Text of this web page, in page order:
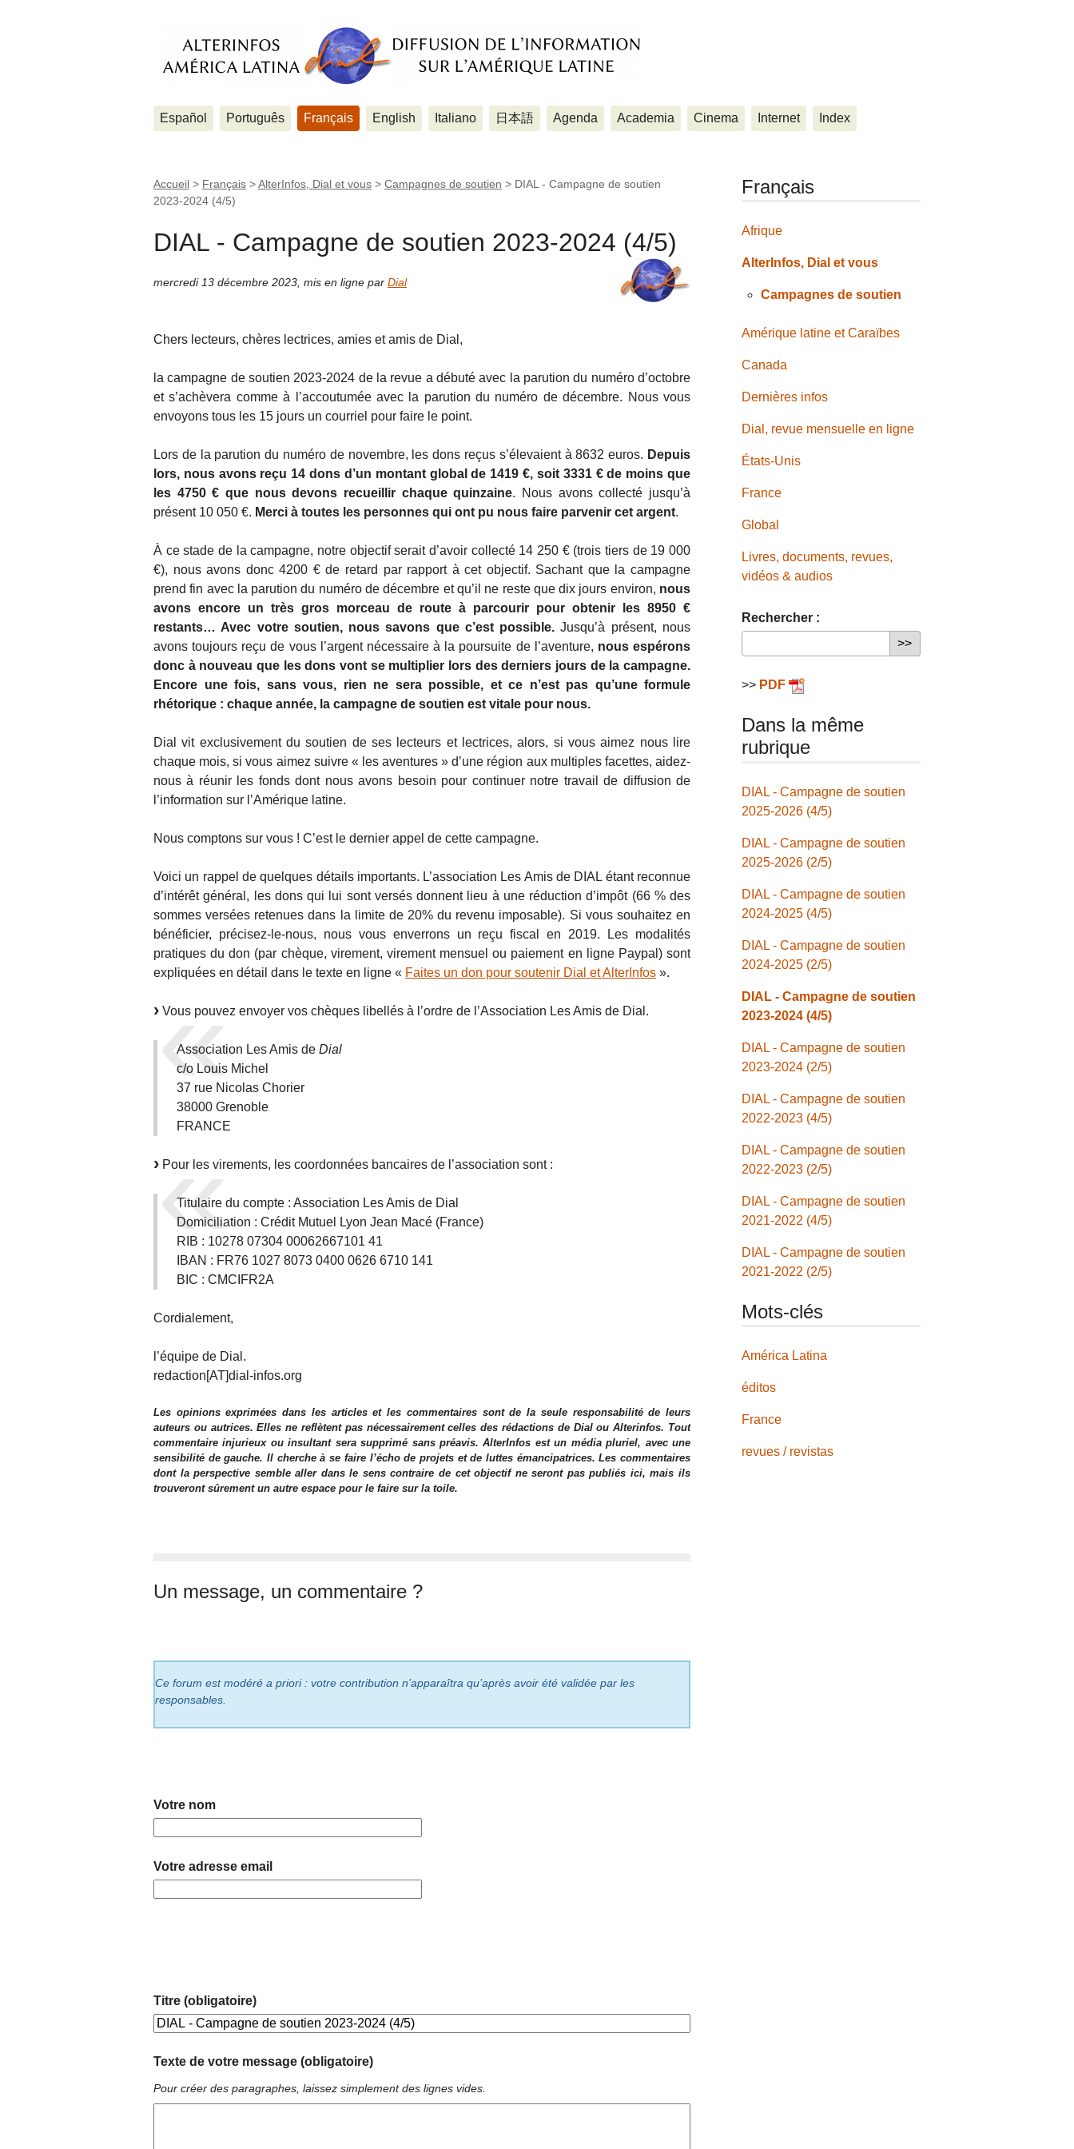
Español Português Français English Italiano 日本語 Agenda Academia Cinema Internet Index
Accueil > Français >AlterInfos, Dial et vous > Campagnes de soutien > DIAL - Campagne de soutien
2023-2024 (4/5)
DIAL - Campagne de soutien 2023-2024 (4/5)
mercredi 13 décembre 2023 mis en ligne par Dial
Chers lecteurs, chères lectrices, amies et amis de Dial,
la campagne de soutien 2023-2024 de la revue a débuté avec la parution du numéro d’octobre
et s’achèvera comme à l’accoutumée avec la parution du numéro de décembre. Nous vous
envoyons tous les 15 jours un courriel pour faire le point.
Lors de la parution du numéro de novembre, les dons reçus s’élevaient à 8632 euros. Depuis
lors, nous avons reçu 14 dons d’un montant global de 1419 €, soit 3331 € de moins que
les 4750 € que nous devons recueillir chaque quinzaine. Nous avons collecté jusqu’à
présent 10 050 €. Merci à toutes les personnes qui ont pu nous faire parvenir cet argent.
À ce stade de la campagne, notre objectif serait d’avoir collecté 14 250 € (trois tiers de 19 000
€), nous avons donc 4200 € de retard par rapport à cet objectif. Sachant que la campagne
prend fin avec la parution du numéro de décembre et qu’il ne reste que dix jours environ, nous
avons encore un très gros morceau de route à parcourir pour obtenir les 8950 €
restants… Avec votre soutien, nous savons que c’est possible. Jusqu’à présent, nous
avons toujours reçu de vous l’argent nécessaire à la poursuite de l’aventure, nous espérons
donc à nouveau que les dons vont se multiplier lors des derniers jours de la campagne.
Encore une fois, sans vous, rien ne sera possible, et ce n’est pas qu’une formule
rhétorique : chaque année, la campagne de soutien est vitale pour nous.
Dial vit exclusivement du soutien de ses lecteurs et lectrices, alors, si vous aimez nous lire
chaque mois, si vous aimez suivre « les aventures » d’une région aux multiples facettes, aidez-
nous à réunir les fonds dont nous avons besoin pour continuer notre travail de diffusion de
l’information sur l’Amérique latine.
Nous comptons sur vous ! C’est le dernier appel de cette campagne.
Voici un rappel de quelques détails importants. L’association Les Amis de DIAL étant reconnue
d’intérêt général, les dons qui lui sont versés donnent lieu à une réduction d’impôt (66 % des
sommes versées retenues dans la limite de 20% du revenu imposable). Si vous souhaitez en
bénéficier, précisez-le-nous, nous vous enverrons un reçu fiscal en 2019. Les modalités
pratiques du don (par chèque, virement, virement mensuel ou paiement en ligne Paypal) sont
expliquées en détail dans le texte en ligne « Faites un don pour soutenir Dial et AlterInfos ».
Vous pouvez envoyer vos chèques libellés à l’ordre de l’Association Les Amis de Dial.
Association Les Amis de Dial
c/o Louis Michel
37 rue Nicolas Chorier
38000 Grenoble
FRANCE
Pour les virements, les coordonnées bancaires de l’association sont :
Titulaire du compte : Association Les Amis de Dial
Domiciliation : Crédit Mutuel Lyon Jean Macé (France)
RIB : 10278 07304 00062667101 41
IBAN : FR76 1027 8073 0400 0626 6710 141
BIC : CMCIFR2A
Cordialement,
l’équipe de Dial.
redaction[AT]dial-infos.org
Les opinions exprimées dans les articles et les commentaires sont de la seule responsabilité de leurs
auteurs ou autrices. Elles ne reflètent pas nécessairement celles des rédactions de Dial ou Alterinfos. Tout
commentaire injurieux ou insultant sera supprimé sans préavis. AlterInfos est un média pluriel, avec une
sensibilité de gauche. Il cherche à se faire l’écho de projets et de luttes émancipatrices. Les commentaires
dont la perspective semble aller dans le sens contraire de cet objectif ne seront pas publiés ici, mais ils
trouveront sûrement un autre espace pour le faire sur la toile.
Un message, un commentaire ?
Ce forum est modéré a priori : votre contribution n’apparaîtra qu’après avoir été validée par les
responsables.
Votre nom
Votre adresse email
Titre (obligatoire)
Texte de votre message (obligatoire)
Pour créer des paragraphes, laissez simplement des lignes vides.
Français
Afrique
AlterInfos, Dial et vous
Campagnes de soutien
Amérique latine et Caraïbes
Canada
Dernières infos
Dial, revue mensuelle en ligne
États-Unis
France
Global
Livres, documents, revues,
vidéos & audios
Rechercher :
>> PDF
Dans la même
rubrique
DIAL - Campagne de soutien
2025-2026 (4/5)
DIAL - Campagne de soutien
2025-2026 (2/5)
DIAL - Campagne de soutien
2024-2025 (4/5)
DIAL - Campagne de soutien
2024-2025 (2/5)
DIAL - Campagne de soutien
2023-2024 (4/5)
DIAL - Campagne de soutien
2023-2024 (2/5)
DIAL - Campagne de soutien
2022-2023 (4/5)
DIAL - Campagne de soutien
2022-2023 (2/5)
DIAL - Campagne de soutien
2021-2022 (4/5)
DIAL - Campagne de soutien
2021-2022 (2/5)
Mots-clés
América Latina
éditos
France
revues / revistas